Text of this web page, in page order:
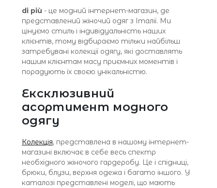
di più - це модний інтернет-магазин, де
представлений жіночий одяг з Італії. Ми
цінуємо стиль і індивідуальність наших
клієнтів, тому відбираємо тільки найбільш
затребувані колекції одягу, які доставлять
нашим клієнтам масу приємних моментів і
порадують їх своєю унікальністю.
Ексклюзивний
асортимент модного
одягу
Колекція, представлена ​​в нашому інтернет-
магазині включає в себе весь спектр
необхідного жіночого гардеробу. Це і спідниці,
брюки, блузи, верхня одежа і багато іншого. У
каталозі представлені моделі, що мають